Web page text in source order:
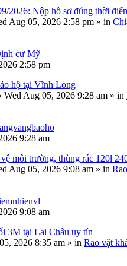
2026: Nộp hồ sơ đúng thời
Aug 05, 2026 2:58 pm » in
cư Mỹ
2:58 pm
hộ tại Vĩnh Long
Wed Aug 05, 2026 9:28 am » in
9:28 am
môi trường, thùng rác 120l
Aug 05, 2026 9:08 am » in
9:08 am
3M tại Lai Châu uy tín
2026 8:35 am » in Rao vặt